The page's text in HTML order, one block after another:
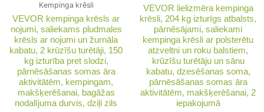
Kempinga krēsli
VEVOR kempinga krēsls ar
nojumi, saliekams pludmales
krēsls ar nojumi un žurnāla
kabatu, 2 krūzīšu turētāji, 150
kg izturība pret slodzi,
pārnēsāšanas somas āra
aktivitātēm, kempingam,
makšķerēšanai, bagāžas
nodalījuma durvis, dziļi zils
VEVOR lielizmēra kempinga
krēsli, 204 kg izturīgs atbalsts,
pārnēsājami, saliekami
kempinga krēsli ar polsterētu
atzveltni un roku balstiem,
krūzīšu turētāju un sānu
kabatu, dzesēšanas soma,
pārnēsāšanas somas āra
aktivitātēm, makšķerēšanai, 2
iepakojumā